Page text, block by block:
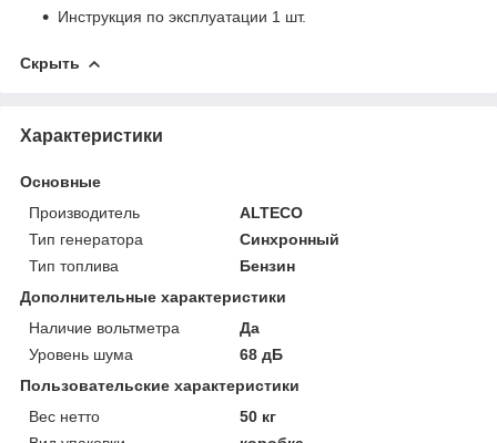
Инструкция по эксплуатации 1 шт.
Скрыть
Характеристики
Основные
Производитель
ALTECO
Тип генератора
Синхронный
Тип топлива
Бензин
Дополнительные характеристики
Наличие вольтметра
Да
Уровень шума
68 дБ
Пользовательские характеристики
Вес нетто
50 кг